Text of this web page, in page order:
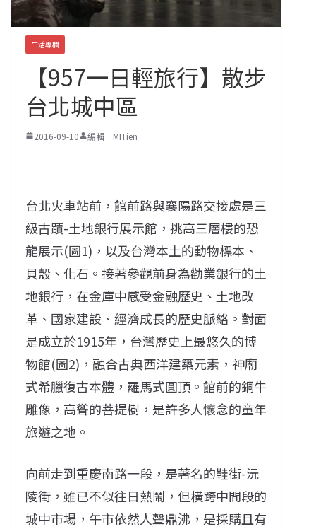
生活專欄
【957一日輕旅行】散步
台北城中區
2016-09-10 編輯｜MITien
台北火車站前，館前路與襄陽路交接處是三
級古蹟-土地銀行展示館，挑高三層樓的恐
龍展示(圖1)，以及台灣本土的動物標本、
貝殼、化石。接著參觀前身為勸業銀行的土
地銀行，在金庫中感受金融歷史、土地改
革、國家建設、經濟成長的歷史脈絡。對面
是成立於1915年，台灣歷史上最悠久的博
物館(圖2)，融合古典西洋建築元素，神廟
式希臘復古本體，羅馬式圓頂。館前的銅牛
雕像，高聳的菩提樹，是許多人懷念的童年
旅遊之地。
向前走到重慶南路一段，是著名的鞋街-沅
陵街，雖已不似往日熱鬧，但橫跨中間段的
城中市場，午市依然人聲鼎沸，是採購且有